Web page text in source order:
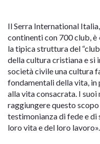
Il Serra International
continenti con 700 club, è
la tipica struttura del
della cultura cristiana e si
società civile una cultura
fondamentali della vita, in
alla vita consacrata. I
raggiungere questo
testimonianza di fede e
loro vita e del loro lavoro».